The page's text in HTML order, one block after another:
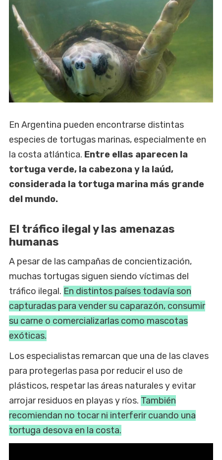
En Argentina pueden encontrarse distintas
especies de tortugas marinas, especialmente en
la costa atlántica. Entre ellas aparecen la
tortuga verde, la cabezona y la laúd,
considerada la tortuga marina más grande
del mundo.
El tráfico ilegal y las amenazas
humanas
A pesar de las campañas de concientización,
muchas tortugas siguen siendo víctimas del
tráfico ilegal. En distintos países todavía son
capturadas para vender su caparazón, consumir
su carne o comercializarlas como mascotas
exóticas.
Los especialistas remarcan que una de las claves
para protegerlas pasa por reducir el uso de
plásticos, respetar las áreas naturales y evitar
arrojar residuos en playas y ríos. También
recomiendan no tocar ni interferir cuando una
tortuga desova en la costa.